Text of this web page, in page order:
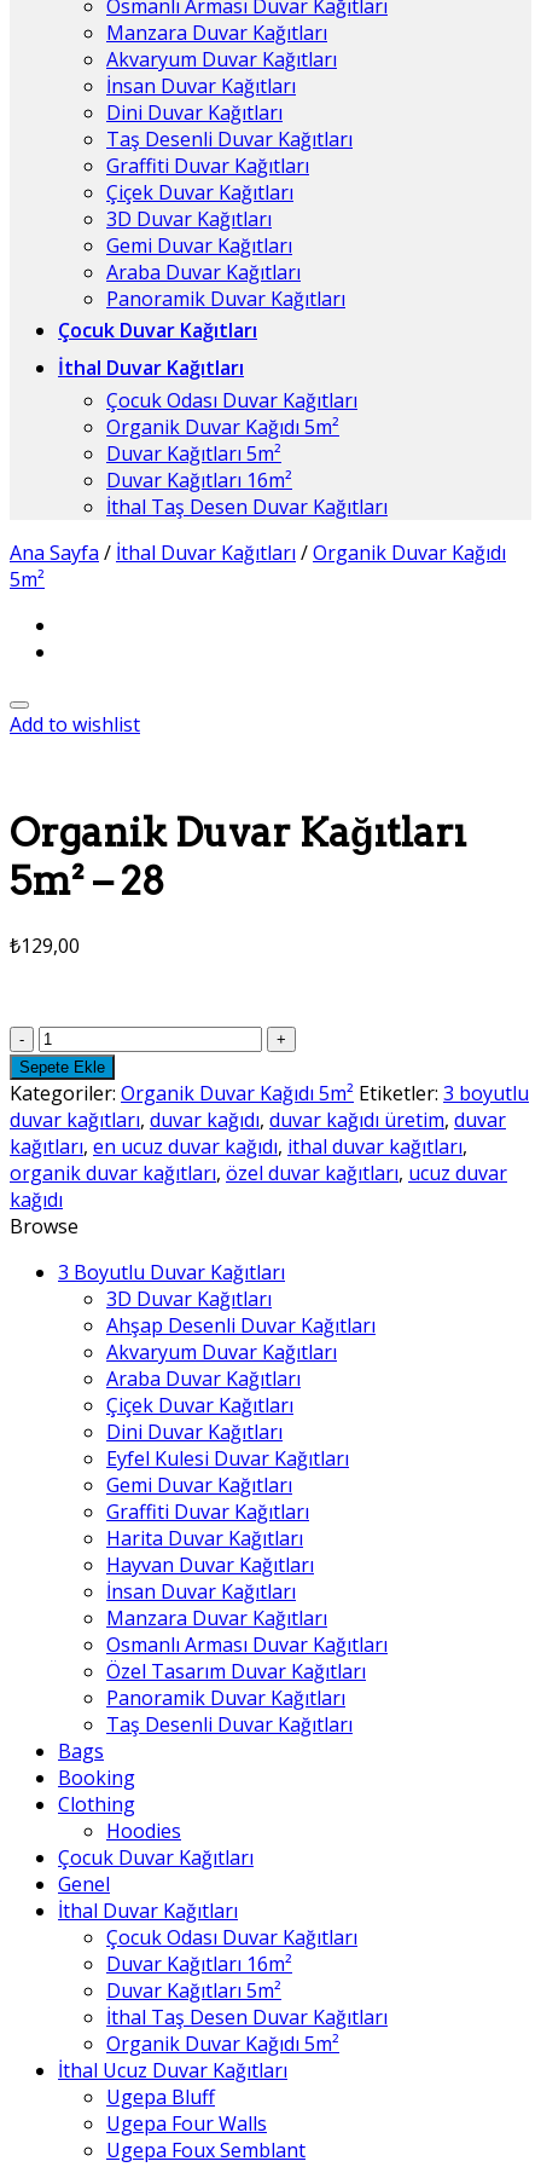
Osmanlı Arması Duvar Kağıtları
Manzara Duvar Kağıtları
Akvaryum Duvar Kağıtları
İnsan Duvar Kağıtları
Dini Duvar Kağıtları
Taş Desenli Duvar Kağıtları
Graffiti Duvar Kağıtları
Çiçek Duvar Kağıtları
3D Duvar Kağıtları
Gemi Duvar Kağıtları
Araba Duvar Kağıtları
Panoramik Duvar Kağıtları
Çocuk Duvar Kağıtları
İthal Duvar Kağıtları
Çocuk Odası Duvar Kağıtları
Organik Duvar Kağıdı 5m²
Duvar Kağıtları 5m²
Duvar Kağıtları 16m²
İthal Taş Desen Duvar Kağıtları
Ana Sayfa / İthal Duvar Kağıtları /Organik Duvar Kağıdı
5m²
Add to wishlist
Organik Duvar Kağıtları
5m² – 28
₺129,00
Organik
Duvar
Kağıtları
5m²
-
28
adet
Sepete Ekle
Kategoriler: Organik Duvar Kağıdı 5m² Etiketler: 3 boyutlu
duvar kağıtları, duvar kağıdı, duvar kağıdı üretim, duvar
kağıtları, en ucuz duvar kağıdı, ithal duvar kağıtları,
organik duvar kağıtları, özel duvar kağıtları, ucuz duvar
kağıdı
Browse
3 Boyutlu Duvar Kağıtları
3D Duvar Kağıtları
Ahşap Desenli Duvar Kağıtları
Akvaryum Duvar Kağıtları
Araba Duvar Kağıtları
Çiçek Duvar Kağıtları
Dini Duvar Kağıtları
Eyfel Kulesi Duvar Kağıtları
Gemi Duvar Kağıtları
Graffiti Duvar Kağıtları
Harita Duvar Kağıtları
Hayvan Duvar Kağıtları
İnsan Duvar Kağıtları
Manzara Duvar Kağıtları
Osmanlı Arması Duvar Kağıtları
Özel Tasarım Duvar Kağıtları
Panoramik Duvar Kağıtları
Taş Desenli Duvar Kağıtları
Bags
Booking
Clothing
Hoodies
Çocuk Duvar Kağıtları
Genel
İthal Duvar Kağıtları
Çocuk Odası Duvar Kağıtları
Duvar Kağıtları 16m²
Duvar Kağıtları 5m²
İthal Taş Desen Duvar Kağıtları
Organik Duvar Kağıdı 5m²
İthal Ucuz Duvar Kağıtları
Ugepa Bluff
Ugepa Four Walls
Ugepa Foux Semblant